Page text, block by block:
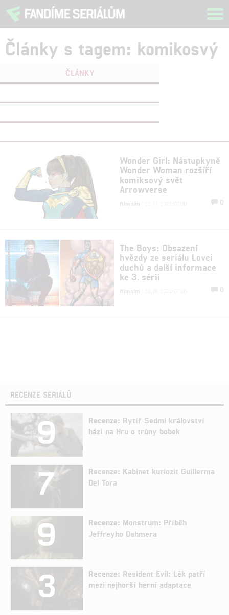
Články s tagem: komikosvý
ČLÁNKY
Wonder Girl: Nástupkyně
Wonder Woman rozšíří
komiksový svět
Arrowverse
filmsim 0
The Boys: Obsazení
hvězdy ze seriálu Lovci
duchů a další informace
ke 3. sérii
filmsim 0
RECENZE SERIÁLŮ
9
Recenze: Rytíř Sedmi království
hází na Hru o trůny bobek
7
Recenze: Kabinet kuriozit Guillerma
Del Tora
9
Recenze: Monstrum: Příběh
Jeffreyho Dahmera
3
Recenze: Resident Evil: Lék patří
mezi nejhorší herní adaptace